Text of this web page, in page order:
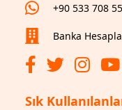
+90 533 708
Banka
Sık